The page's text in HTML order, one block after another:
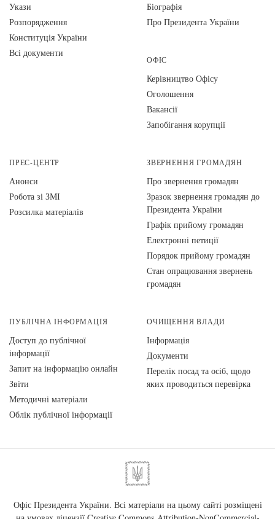
Укази
Розпорядження
Конституція України
Всі документи
Біографія
Про Президента України
ОФІС
Керівництво Офісу
Оголошення
Вакансії
Запобігання корупції
ПРЕС-ЦЕНТР
Анонси
Робота зі ЗМІ
Розсилка матеріалів
ЗВЕРНЕННЯ ГРОМАДЯН
Про звернення громадян
Зразок звернення громадян до
Президента України
Графік прийому громадян
Електронні петиції
Порядок прийому громадян
Стан опрацювання звернень
громадян
ПУБЛІЧНА ІНФОРМАЦІЯ
Доступ до публічної
інформації
Запит на інформацію онлайн
Звіти
Методичні матеріали
Облік публічної інформації
ОЧИЩЕННЯ ВЛАДИ
Інформація
Документи
Перелік посад та осіб, щодо
яких проводиться перевірка
Офіс Президента України. Всі матеріали на цьому сайті розміщені